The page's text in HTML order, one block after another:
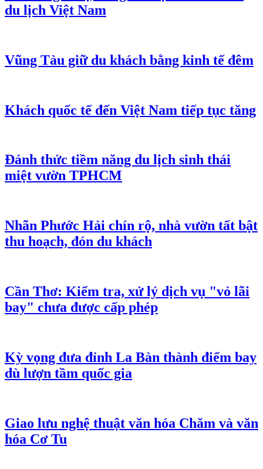
du lịch Việt Nam
Vũng Tàu giữ du khách bằng kinh tế đêm
Khách quốc tế đến Việt Nam tiếp tục tăng
Đánh thức tiềm năng du lịch sinh thái
miệt vườn TPHCM
Nhãn Phước Hải chín rộ, nhà vườn tất bật
thu hoạch, đón du khách
Cần Thơ: Kiểm tra, xử lý dịch vụ "vỏ lãi
bay" chưa được cấp phép
Kỳ vọng đưa đỉnh La Bàn thành điểm bay
dù lượn tầm quốc gia
Giao lưu nghệ thuật văn hóa Chăm và văn
hóa Cơ Tu